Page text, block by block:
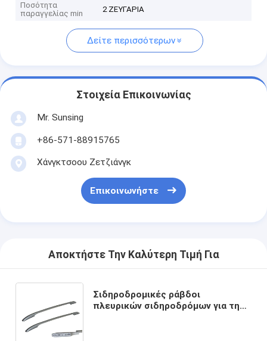
Ποσότητα
παραγγελίας min
2 ΖΕΥΓΑΡΙΑ
Δείτε περισσότερων
Στοιχεία Επικοινωνίας
Mr. Sunsing
+86-571-88915765
Χάνγκτσοου Ζετζιάνγκ
Επικοινωνήστε
Αποκτήστε Την Καλύτερη Τιμή Για
Σιδηροδρομικές ράβδοι
πλευρικών σιδηροδρόμων για την